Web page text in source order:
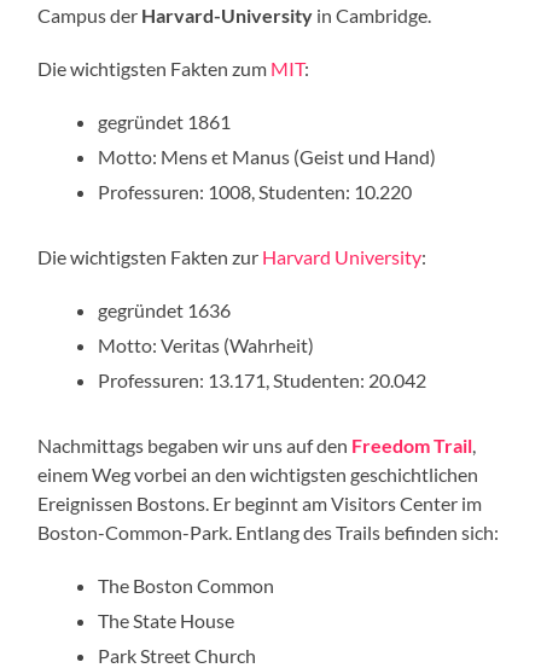
Campus der Harvard-University in Cambridge.
Die wichtigsten Fakten zum MIT:
gegründet 1861
Motto: Mens et Manus (Geist und Hand)
Professuren: 1008, Studenten: 10.220
Die wichtigsten Fakten zur Harvard University:
gegründet 1636
Motto: Veritas (Wahrheit)
Professuren: 13.171, Studenten: 20.042
Nachmittags begaben wir uns auf den Freedom Trail
einem Weg vorbei an den wichtigsten geschichtlichen
Ereignissen Bostons. Er beginnt am Visitors Center im
Boston-Common-Park. Entlang des Trails befinden sich:
The Boston Common
The State House
Park Street Church